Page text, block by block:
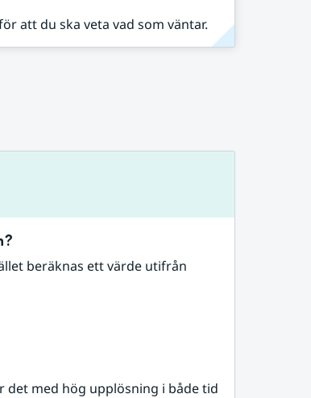
att du ska veta vad som väntar.
beräknas ett värde utifrån
det med hög upplösning i både tid